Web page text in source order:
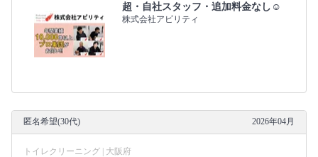
超・自社スタッフ・追加料金なし☺️
株式会社アビリティ
匿名希望(30代) 2026年04月
トイレクリーニング | 大阪府